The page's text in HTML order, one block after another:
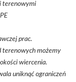
terenowymi
prac.
terenowych możemy
wiercenia.
uniknąć ograniczeń